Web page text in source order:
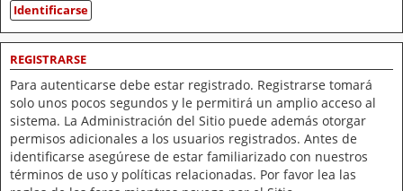
REGISTRARSE
Para autenticarse debe estar registrado. Registrarse tomará
solo unos pocos segundos y le permitirá un amplio acceso al
sistema. La Administración del Sitio puede además otorgar
permisos adicionales a los usuarios registrados. Antes de
identificarse asegúrese de estar familiarizado con nuestros
términos de uso y políticas relacionadas. Por favor lea las